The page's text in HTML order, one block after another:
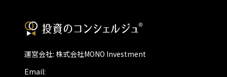
運営会社: 株式会社MONO Investment
Email: